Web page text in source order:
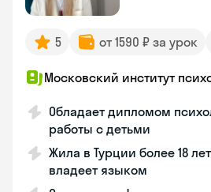
5 от 1590 ₽ за урок
Московский институт
Обладает дипломом
работы с детьми
Жила в Турции более 18
владеет языком